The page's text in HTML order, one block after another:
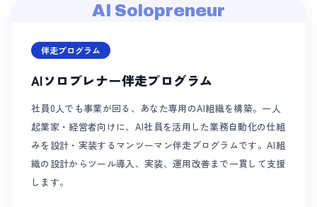
AI Solopreneur
伴走プログラム
AIソロプレナー伴走プログラム
社員0人でも事業が回る、あなた専用のAI組織を構築。一人
起業家・経営者向けに、AI社員を活用した業務自動化の仕組
みを設計・実装するマンツーマン伴走プログラムです。AI組
織の設計からツール導入、実装、運用改善まで一貫して支援
します。